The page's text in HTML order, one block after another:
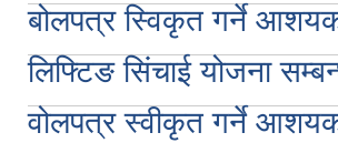
बोलपत्र स्विकृत गर्ने
लिफ्टिङ सिंचाई योजना
वोलपत्र स्वीकृत गर्ने